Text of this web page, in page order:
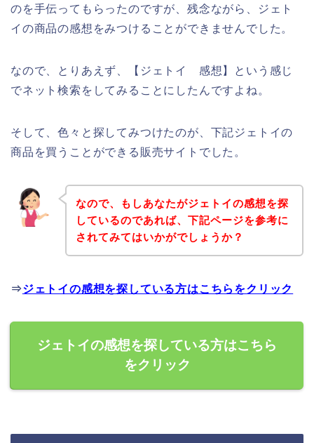
のを手伝ってもらったのですが、残念ながら、ジェト
イの商品の感想をみつけることができませんでした。
なので、とりあえず、【ジェトイ 感想】という感じ
でネット検索をしてみることにしたんですよね。
そして、色々と探してみつけたのが、下記ジェトイの
商品を買うことができる販売サイトでした。
なので、もしあなたがジェトイの感想を探
しているのであれば、下記ページを参考に
されてみてはいかがでしょうか？
⇒ジェトイの感想を探している方はこちらをクリック
ジェトイの感想を探している方はこちら
をクリック